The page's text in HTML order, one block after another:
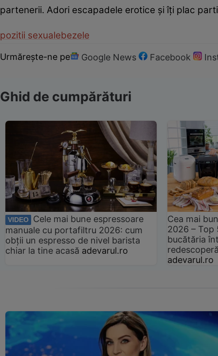
partenerii. Adori escapadele erotice şi îţi plac
pozitii sexualebezele
Urmărește-ne pe Google News Facebook
Ghid de cumpărături
VIDEO
Cele mai bune espressoare
manuale cu portafiltru 2026: cum
obții un espresso de nivel barista
chiar la tine acasă adevarul.ro
Cea mai
2026 –
bucătăria
adevarul.ro